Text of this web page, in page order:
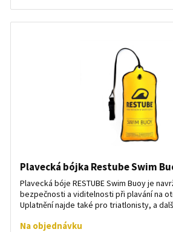
Plavecká bójka Restube Swim
​Plavecká bóje RESTUBE Swim Buoy je
bezpečnosti a viditelnosti při plavání na
Uplatnění najde také pro triatlonisty, a
Na objednávku